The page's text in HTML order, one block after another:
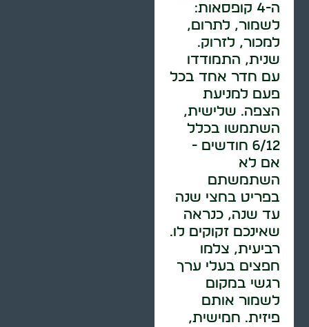
ה-4 קופסאות:
לשמור, לתרום,
למכור, לזרוק.
שנית, התמודדו
עם חדר אחד בכל
פעם למניעת
הצפה. שלישית,
השתמשו בכלל
6/12 חודשים -
אם לא
השתמשתם
בפריט בחצי שנה
עד שנה, כנראה
שאינכם זקוקים לו.
רביעית, צלמו
חפצים בעלי ערך
רגשי במקום
לשמור אותם
פיזית. חמישית,